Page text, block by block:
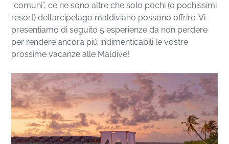
“comuni”, ce ne sono altre che solo pochi (o pochissimi
resort) dell’arcipelago maldiviano possono offrire. Vi
presentiamo di seguito 5 esperienze da non perdere
per rendere ancora più indimenticabili le vostre
prossime vacanze alle Maldive!